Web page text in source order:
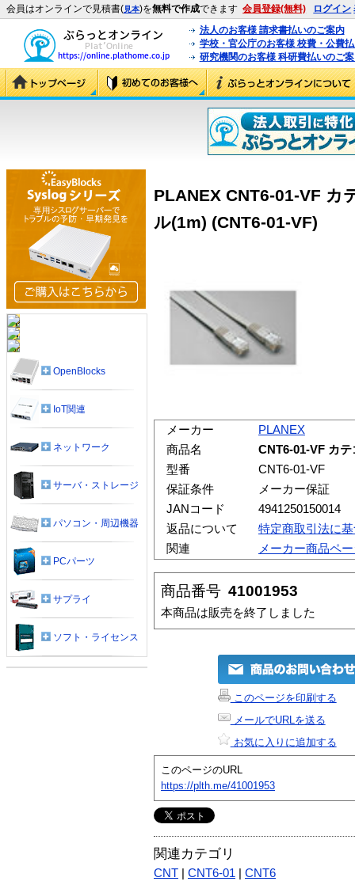
会員はオンラインで見積書(見本)を無料で作成できます 会員登録(無料) ログイン
法人のお客様 請求書払いのご案内
学校・官公庁のお客様 校費・公費
研究機関のお客様 科研費払いのご
PLANEX CNT6-01-VF カ
ル(1m) (CNT6-01-VF)
メーカー
PLANEX
商品名
CNT6-01-VF カ
型番
CNT6-01-VF
保証条件
メーカー保証
JANコード
4941250150014
返品について
特定商取引法に
関連
メーカー商品ペ
商品番号 41001953
本商品は販売を終了しました
このページを印刷する
メールでURLを送る
お気に入りに追加する
このページのURL
https://plth.me/41001953
関連カテゴリ
CNT CNT6-01 CNT6
OpenBlocks
IoT関連
ネットワーク
サーバ・ストレージ
パソコン・周辺機器
PCパーツ
サプライ
ソフト・ライセンス